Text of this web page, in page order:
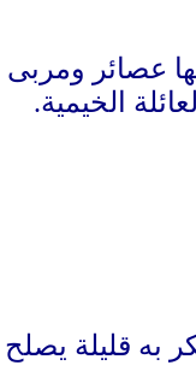
عصائر ومربى
الخيمية.
به قليلة